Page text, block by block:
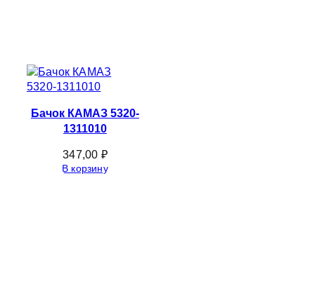
Бачок КАМАЗ 5320-
1311010
347,00 ₽
В корзину